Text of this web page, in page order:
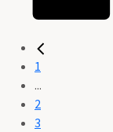
1
...
2
3